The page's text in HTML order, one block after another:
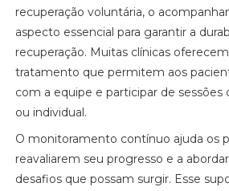
recuperação voluntária, o
aspecto essencial para garantir a
recuperação. Muitas clínicas
tratamento que permitem aos
com a equipe e participar de sessões
ou individual.
O monitoramento contínuo ajuda os
reavaliarem seu progresso e a
desafios que possam surgir. Esse